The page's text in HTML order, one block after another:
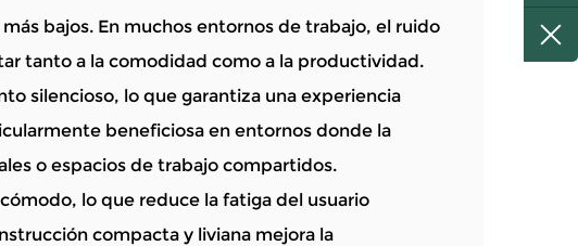
bajos. En muchos entornos de trabajo, el ruido
tanto a la comodidad como a la productividad.
silencioso, lo que garantiza una experiencia
beneficiosa en entornos donde la
o espacios de trabajo compartidos.
lo que reduce la fatiga del usuario
compacta y liviana mejora la